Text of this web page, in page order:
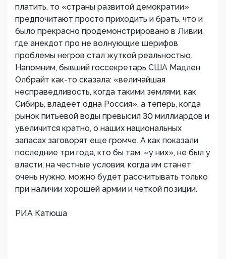
платить, то «страны развитой демократии»
предпочитают просто приходить и брать, что и
было прекрасно продемонстрировано в Ливии,
где анекдот про не волнующие шерифов
проблемы негров стал жуткой реальностью.
Напомним, бывший госсекретарь США Мадлен
Олбрайт как-то сказала: «величайшая
несправедливость, когда такими землями, как
Сибирь, владеет одна Россия», а теперь, когда
рынок питьевой воды превысил 30 миллиардов и
увеличится кратно, о наших национальных
запасах заговорят еще громче. А как показали
последние три года, кто бы там, «у них», не был у
власти, на честные условия, когда им станет
очень нужно, можно будет рассчитывать только
при наличии хорошей армии и четкой позиции.
РИА Катюша